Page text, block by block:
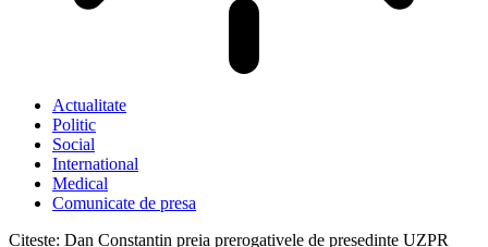
Actualitate
Politic
Social
International
Medical
Comunicate de presa
Citeste: Dan Constantin preia prerogativele de președinte UZPR